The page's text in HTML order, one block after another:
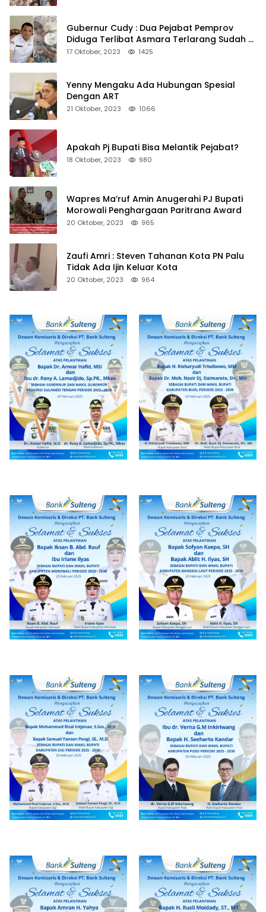
Gubernur Cudy : Dua Pejabat Pemprov
Diduga Terlibat Asmara Terlarang Sudah di
Non Job
17 Oktober, 2023 1425
Yenny Mengaku Ada Hubungan Spesial
Dengan ART
21 Oktober, 2023 1066
Apakah Pj Bupati Bisa Melantik Pejabat?
18 Oktober, 2023 980
Wapres Ma’ruf Amin Anugerahi PJ Bupati
Morowali Penghargaan Paritrana Award
20 Oktober, 2023 965
Zaufi Amri : Steven Tahanan Kota PN Palu
Tidak Ada Ijin Keluar Kota
20 Oktober, 2023 964